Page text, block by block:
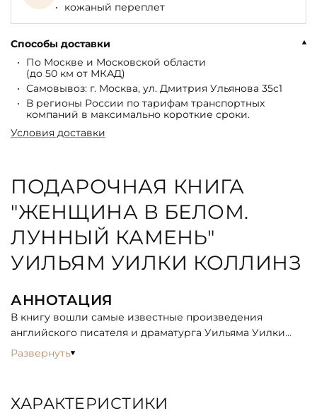
кожаный переплет
Способы доставки
По Москве и Московской области
(до 50 км от МКАД)
Самовывоз: г. Москва, ул. Дмитрия Ульянова 35с1
В регионы России по тарифам транспортных
компаний в максимально короткие сроки.
Условия доставки
ПОДАРОЧНАЯ КНИГА
"ЖЕНЩИНА В БЕЛОМ.
ЛУННЫЙ КАМЕНЬ"
УИЛЬЯМ УИЛКИ КОЛЛИНЗ
АННОТАЦИЯ
В книгу вошли самые известные произведения
английского писателя и драматурга Уильяма Уилки
Коллинза (1824–1889): классический викторианский
русском языке (без указания переводчиков) они были
опубликованы уже в 1860 и 1868 г.
Развернуть
ХАРАКТЕРИСТИКИ